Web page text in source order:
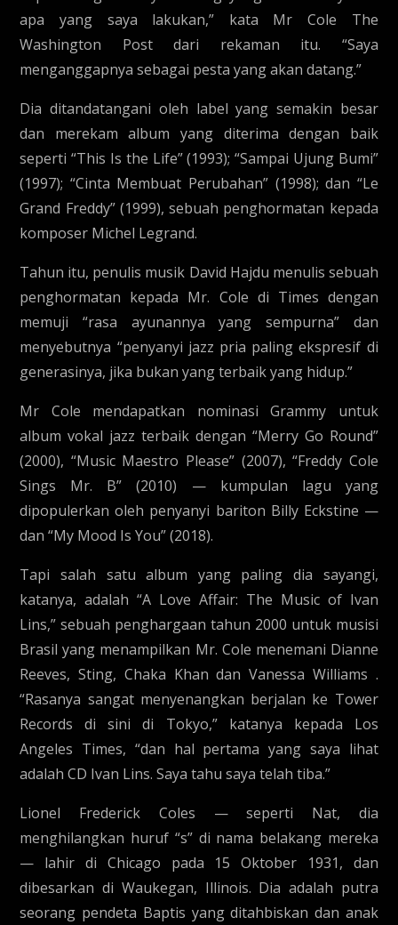
apa yang saya lakukan,” kata Mr Cole The
Washington Post dari rekaman itu. “Saya
menganggapnya sebagai pesta yang akan datang.”
Dia ditandatangani oleh label yang semakin besar
dan merekam album yang diterima dengan baik
seperti “This Is the Life” (1993); “Sampai Ujung Bumi”
(1997); “Cinta Membuat Perubahan” (1998); dan “Le
Grand Freddy” (1999), sebuah penghormatan kepada
komposer Michel Legrand.
Tahun itu, penulis musik David Hajdu menulis sebuah
penghormatan kepada Mr. Cole di Times dengan
memuji “rasa ayunannya yang sempurna” dan
menyebutnya “penyanyi jazz pria paling ekspresif di
generasinya, jika bukan yang terbaik yang hidup.”
Mr Cole mendapatkan nominasi Grammy untuk
album vokal jazz terbaik dengan “Merry Go Round”
(2000), “Music Maestro Please” (2007), “Freddy Cole
Sings Mr. B” (2010) — kumpulan lagu yang
dipopulerkan oleh penyanyi bariton Billy Eckstine —
dan “My Mood Is You” (2018).
Tapi salah satu album yang paling dia sayangi,
katanya, adalah “A Love Affair: The Music of Ivan
Lins,” sebuah penghargaan tahun 2000 untuk musisi
Brasil yang menampilkan Mr. Cole menemani Dianne
Reeves, Sting, Chaka Khan dan Vanessa Williams .
“Rasanya sangat menyenangkan berjalan ke Tower
Records di sini di Tokyo,” katanya kepada Los
Angeles Times, “dan hal pertama yang saya lihat
adalah CD Ivan Lins. Saya tahu saya telah tiba.”
Lionel Frederick Coles — seperti Nat, dia
menghilangkan huruf “s” di nama belakang mereka
— lahir di Chicago pada 15 Oktober 1931, dan
dibesarkan di Waukegan, Illinois. Dia adalah putra
seorang pendeta Baptis yang ditahbiskan dan anak